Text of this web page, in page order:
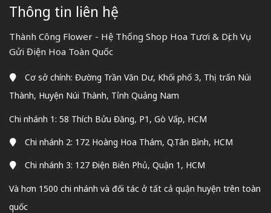
Thông tin liên hệ
Thành Công Flower - Hệ Thống Shop Hoa Tươi & Dịch Vụ
Gửi Điện Hoa Toàn Quốc
Cơ sở chính: Đường Trần Văn Dư, Khối phố 3, Thị trấn Núi
Thành, Huyện Núi Thành, Tỉnh Quảng Nam
Chi nhánh 1: 58 Thích Bửu Đăng, P1, Gò Vấp, HCM
Chi nhánh 2: 172 Hoàng Hoa Thám, Q.Tân Bình, HCM
Chi nhánh 3: 127 Điện Biên Phủ, Quận 1, HCM
Và hơn 1500 chi nhánh và đối tác ở tất cả quận huyện trên toàn
quốc